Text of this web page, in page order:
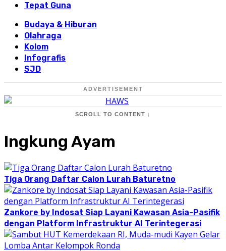
Tepat Guna
Budaya & Hiburan
Olahraga
Kolom
Infografis
SJD
ADVERTISEMENT
SCROLL TO CONTENT ↓
Ingkung Ayam
Tiga Orang Daftar Calon Lurah Baturetno
Zankore by Indosat Siap Layani Kawasan Asia-Pasifik
dengan Platform Infrastruktur AI Terintegerasi